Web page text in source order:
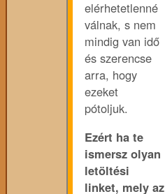
elérhetetlenné
válnak, s nem
mindig van idő
és szerencse
arra, hogy
ezeket
pótoljuk.
Ezért ha te
ismersz olyan
letöltési
linket, mely az